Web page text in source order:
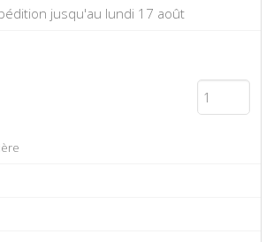
jusqu'au lundi 17 août